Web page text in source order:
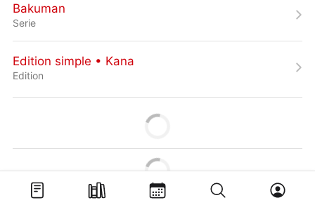
Bakuman
Serie
Edition simple • Kana
Edition